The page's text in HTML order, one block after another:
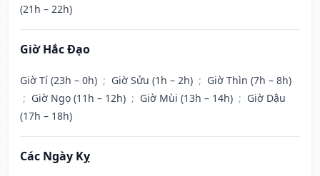
(21h – 22h)
Giờ Hắc Đạo
Giờ Tí (23h – 0h) ; Giờ Sửu (1h – 2h) ; Giờ Thìn (7h – 8h)
; Giờ Ngọ (11h – 12h) ; Giờ Mùi (13h – 14h) ; Giờ Dậu
(17h – 18h)
Các Ngày Kỵ